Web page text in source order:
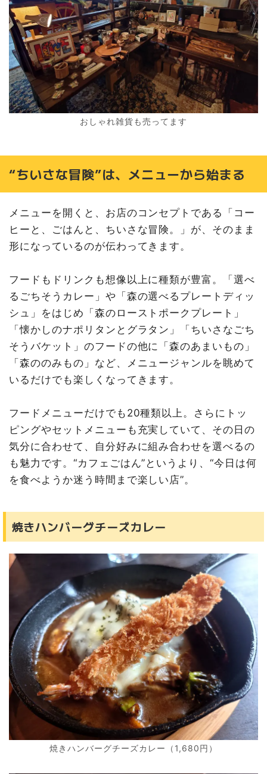
おしゃれ雑貨も売ってます
“ちいさな冒険”は、メニューから始まる
メニューを開くと、お店のコンセプトである「コー
ヒーと、ごはんと、ちいさな冒険。」が、そのまま
形になっているのが伝わってきます。
フードもドリンクも想像以上に種類が豊富。「選べ
るごちそうカレー」や「森の選べるプレートディッ
シュ」をはじめ「森のローストポークプレート」
「懐かしのナポリタンとグラタン」「ちいさなごち
そうバケット」のフードの他に「森のあまいもの」
「森ののみもの」など、メニュージャンルを眺めて
いるだけでも楽しくなってきます。
フードメニューだけでも20種類以上。さらにトッ
ピングやセットメニューも充実していて、その日の
気分に合わせて、自分好みに組み合わせを選べるの
も魅力です。“カフェごはん”というより、“今日は何
を食べようか迷う時間まで楽しい店”。
焼きハンバーグチーズカレー
焼きハンバーグチーズカレー（1,680円）